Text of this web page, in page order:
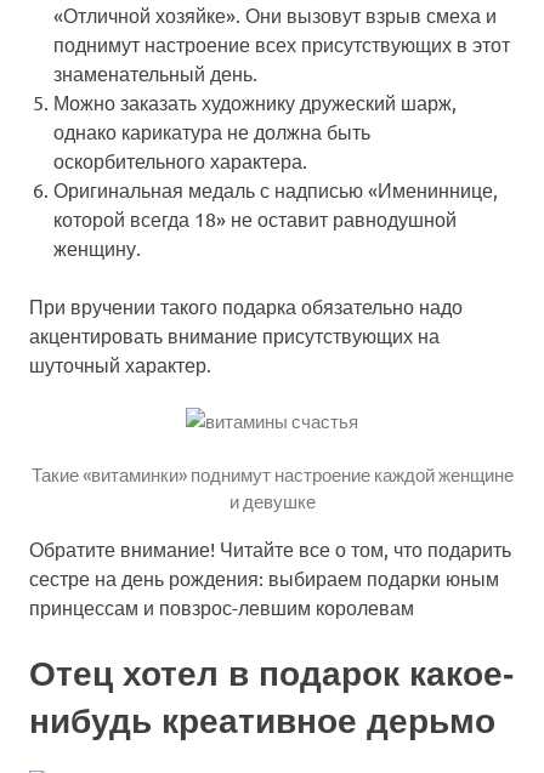
«Отличной хозяйке». Они вызовут взрыв смеха и
поднимут настроение всех присутствующих в этот
знаменательный день.
Можно заказать художнику дружеский шарж
однако карикатура не должна быть
оскорбительного характера.
Оригинальная медаль с надписью «Имениннице,
которой всегда 18» не оставит равнодушной
женщину.
При вручении такого подарка обязательно надо
акцентировать внимание присутствующих на
шуточный характер.
Такие «витаминки» поднимут настроение каждой женщине
и девушке
Обратите внимание! Читайте все о том, что подарить
сестре на день рождения: выбираем подарки юным
принцессам и повзрос-левшим королевам
Отец хотел в подарок какое-
нибудь креативное дерьмо